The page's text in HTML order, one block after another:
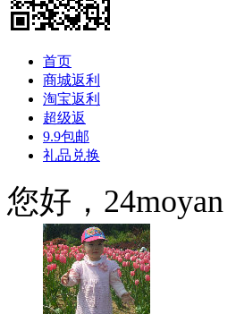
首页
商城返利
淘宝返利
超级返
9.9包邮
礼品兑换
您好，24moyan